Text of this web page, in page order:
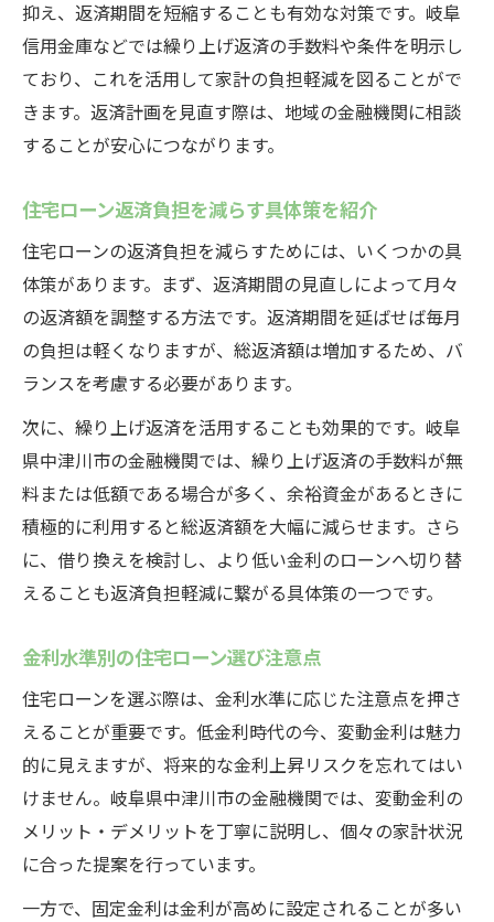
抑え、返済期間を短縮することも有効な対策です。岐阜
信用金庫などでは繰り上げ返済の手数料や条件を明示し
ており、これを活用して家計の負担軽減を図ることがで
きます。返済計画を見直す際は、地域の金融機関に相談
することが安心につながります。
住宅ローン返済負担を減らす具体策を紹介
住宅ローンの返済負担を減らすためには、いくつかの具
体策があります。まず、返済期間の見直しによって月々
の返済額を調整する方法です。返済期間を延ばせば毎月
の負担は軽くなりますが、総返済額は増加するため、バ
ランスを考慮する必要があります。
次に、繰り上げ返済を活用することも効果的です。岐阜
県中津川市の金融機関では、繰り上げ返済の手数料が無
料または低額である場合が多く、余裕資金があるときに
積極的に利用すると総返済額を大幅に減らせます。さら
に、借り換えを検討し、より低い金利のローンへ切り替
えることも返済負担軽減に繋がる具体策の一つです。
金利水準別の住宅ローン選び注意点
住宅ローンを選ぶ際は、金利水準に応じた注意点を押さ
えることが重要です。低金利時代の今、変動金利は魅力
的に見えますが、将来的な金利上昇リスクを忘れてはい
けません。岐阜県中津川市の金融機関では、変動金利の
メリット・デメリットを丁寧に説明し、個々の家計状況
に合った提案を行っています。
一方で、固定金利は金利が高めに設定されることが多い